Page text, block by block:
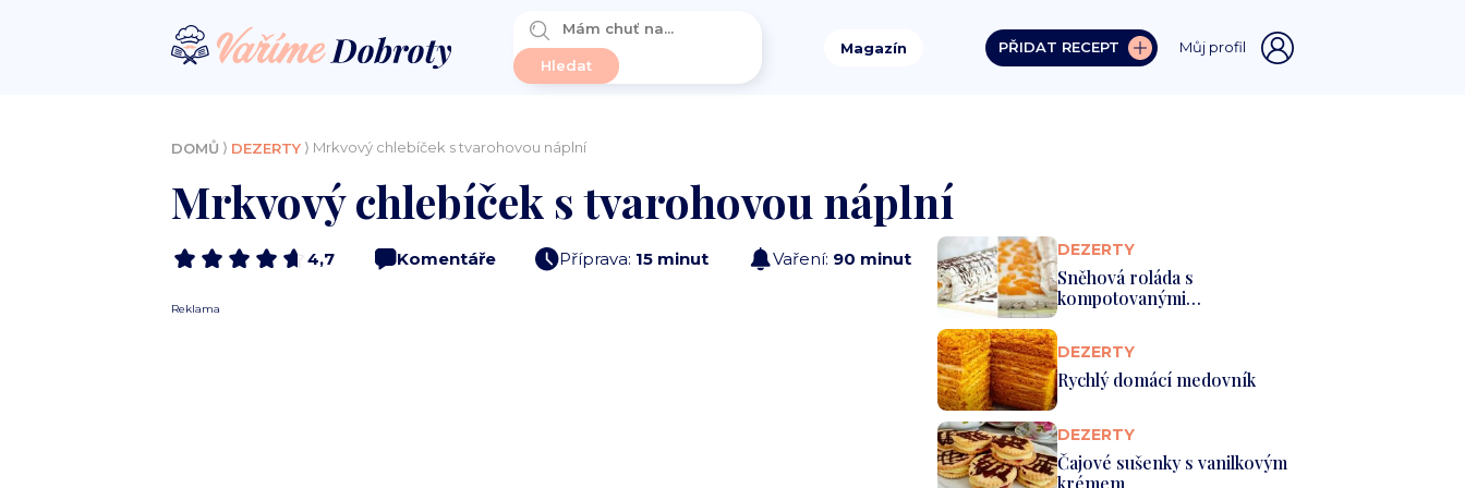
Magazín PŘIDAT RECEPT Můj profil
DOMŮ ⟩ DEZERTY⟩ Mrkvový chlebíček s tvarohovou náplní
Mrkvový chlebíček s tvarohovou náplní
4,7 Komentáře Příprava: 15 minut Vaření: 90 minut
Reklama
DEZERTY
Sněhová roláda s
kompotovanými
mandarinkami a oříšky
DEZERTY
Rychlý domácí medovník
DEZERTY
Čajové sušenky s vanilkovým
krémem